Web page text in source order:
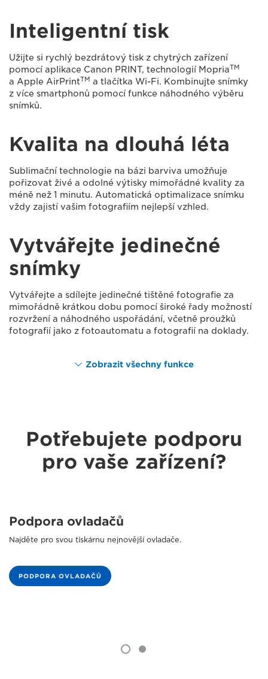
Inteligentní tisk
Užijte si rychlý bezdrátový tisk z chytrých zařízení
pomocí aplikace Canon PRINT, technologií MopriaTM
a Apple AirPrintTM a tlačítka Wi-Fi. Kombinujte snímky
z více smartphonů pomocí funkce náhodného výběru
snímků.
Kvalita na dlouhá léta
Sublimační technologie na bázi barviva umožňuje
pořizovat živé a odolné výtisky mimořádné kvality za
méně než 1 minutu. Automatická optimalizace snímku
vždy zajistí vašim fotografiím nejlepší vzhled.
Vytvářejte jedinečné
snímky
Vytvářejte a sdílejte jedinečné tištěné fotografie za
mimořádně krátkou dobu pomocí široké řady možností
rozvržení a náhodného uspořádání, včetně proužků
fotografií jako z fotoautomatu a fotografií na doklady.
Zobrazit všechny funkce
Potřebujete podporu
pro vaše zařízení?
Podpora ovladačů
Najděte pro svou tiskárnu nejnovější ovladače.
PODPORA OVLADAČŮ